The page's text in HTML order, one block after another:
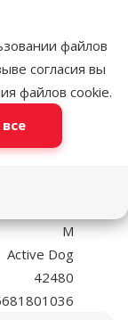
файлов
согласия вы
файлов cookie.
Средняя
Полиэстер
M
Active Dog
42480